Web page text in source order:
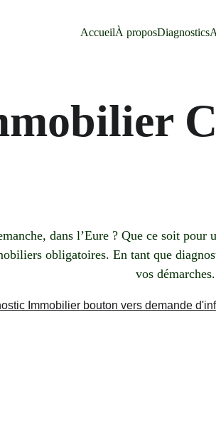
AccueilÀ proposDiagnostics
dans l’Eure ? Que ce soit
obligatoires. En tant que
vos démarches.